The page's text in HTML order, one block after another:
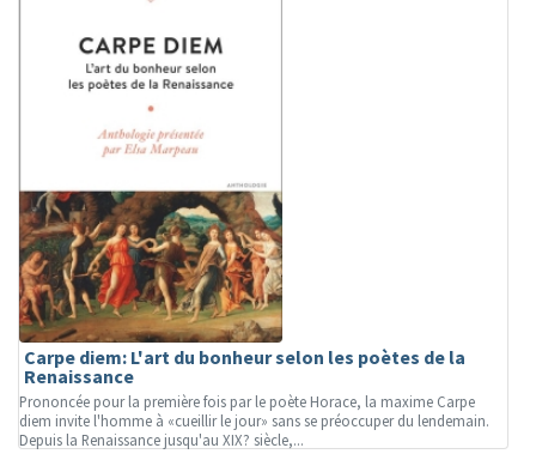
Carpe diem: L'art du bonheur selon les poètes de la
Renaissance
Prononcée pour la première fois par le poète Horace, la maxime Carpe
diem invite l'homme à «cueillir le jour» sans se préoccuper du lendemain.
Depuis la Renaissance jusqu'au XIX? siècle,...